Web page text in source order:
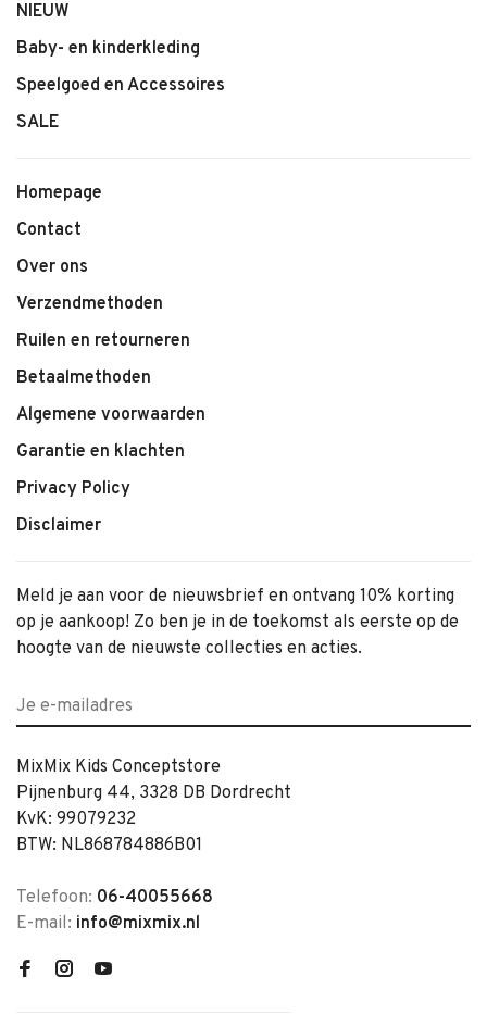
adviseren je graag.
Kenmerken:
• Canadell Dress van 1+ in the family
• Zachte, comfortabele stof
• Comfortabele pasvorm
• Tijdloze en stijlvolle uitstraling
• Makkelijk te combineren
NIEUW
Baby- en kinderkleding
Speelgoed en Accessoires
SALE
Homepage
Contact
Over ons
Verzendmethoden
Ruilen en retourneren
Betaalmethoden
Algemene voorwaarden
Garantie en klachten
Privacy Policy
Disclaimer
Meld je aan voor de nieuwsbrief en ontvang 10% korting
op je aankoop! Zo ben je in de toekomst als eerste op de
hoogte van de nieuwste collecties en acties.
MixMix Kids Conceptstore
Pijnenburg 44, 3328 DB Dordrecht
KvK: 99079232
BTW: NL868784886B01
Telefoon: 06-40055668
E-mail: info@mixmix.nl